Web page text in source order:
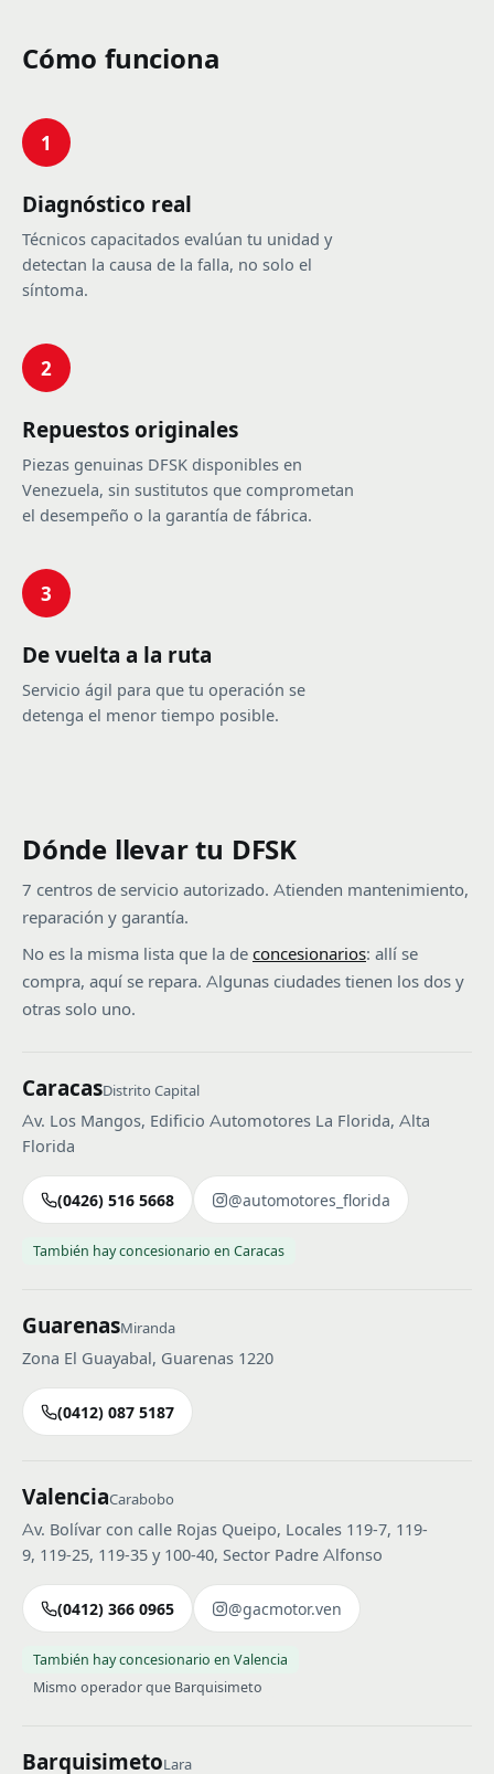
Cómo funciona
1
Diagnóstico real
Técnicos capacitados evalúan tu unidad y
detectan la causa de la falla, no solo el
síntoma.
2
Repuestos originales
Piezas genuinas DFSK disponibles en
Venezuela, sin sustitutos que comprometan
el desempeño o la garantía de fábrica.
3
De vuelta a la ruta
Servicio ágil para que tu operación se
detenga el menor tiempo posible.
Dónde llevar tu DFSK
7 centros de servicio autorizado. Atienden mantenimiento,
reparación y garantía.
No es la misma lista que la de concesionarios: allí se
compra, aquí se repara. Algunas ciudades tienen los dos y
otras solo uno.
CaracasDistrito Capital
Av. Los Mangos, Edificio Automotores La Florida, Alta
Florida
(0426) 516 5668 @automotores_florida
También hay concesionario en Caracas
GuarenasMiranda
Zona El Guayabal, Guarenas 1220
(0412) 087 5187
ValenciaCarabobo
Av. Bolívar con calle Rojas Queipo, Locales 119-7, 119-
9, 119-25, 119-35 y 100-40, Sector Padre Alfonso
(0412) 366 0965 @gacmotor.ven
También hay concesionario en Valencia
Mismo operador que Barquisimeto
BarquisimetoLara